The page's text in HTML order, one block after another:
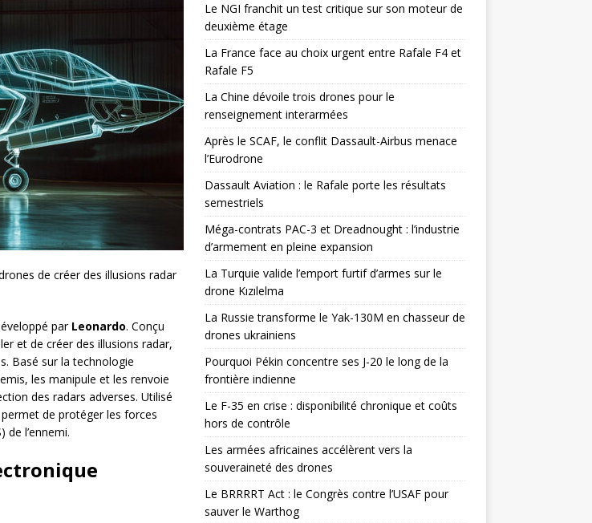
de créer des illusions radar
par Leonardo. Conçu
et de créer des illusions radar,
Basé sur la technologie
les manipule et les renvoie
des radars adverses. Utilisé
de protéger les forces
l’ennemi.
Le NGI franchit un test critique sur son moteur de
deuxième étage
La France face au choix urgent entre Rafale F4 et
Rafale F5
La Chine dévoile trois drones pour le
renseignement interarmées
Après le SCAF, le conflit Dassault-Airbus menace
l’Eurodrone
Dassault Aviation : le Rafale porte les résultats
semestriels
Méga-contrats PAC-3 et Dreadnought : l’industrie
d’armement en pleine expansion
La Turquie valide l’emport furtif d’armes sur le
drone Kızılelma
La Russie transforme le Yak-130M en chasseur de
drones ukrainiens
Pourquoi Pékin concentre ses J-20 le long de la
frontière indienne
Le F-35 en crise : disponibilité chronique et coûts
hors de contrôle
Les armées africaines accélèrent vers la
souveraineté des drones
Le BRRRRT Act : le Congrès contre l’USAF pour
sauver le Warthog